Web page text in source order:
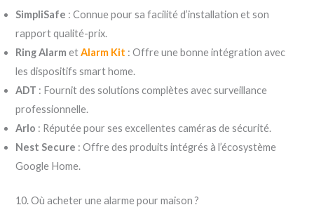
SimpliSafe : Connue pour sa facilité d’installation et son
rapport qualité-prix.
Ring Alarm etAlarm Kit : Offre une bonne intégration avec
les dispositifs smart home.
ADT : Fournit des solutions complètes avec surveillance
professionnelle.
Arlo : Réputée pour ses excellentes caméras de sécurité.
Nest Secure : Offre des produits intégrés à l’écosystème
Google Home.
10. Où acheter une alarme pour maison ?